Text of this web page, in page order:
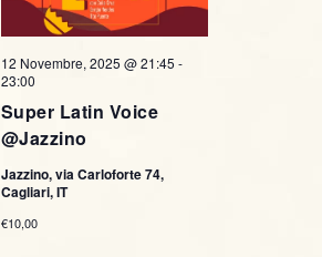
Super Latin Voice
@Jazzino
12 Novembre, 2025 @ 21:45 -
23:00
Jazzino, via Carloforte 74,
Cagliari, IT
€10,00